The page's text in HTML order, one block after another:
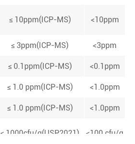
≤ 10ppm(ICP-MS) <10ppm
≤ 3ppm(ICP-MS) <3ppm
≤ 0.1ppm(ICP-MS) <0.1ppm
≤ 1.0 ppm(ICP-MS) <1.0ppm
≤ 1.0 ppm(ICP-MS) <1.0ppm
≤ 1000cfu/g(USP2021) <100 cfu/g